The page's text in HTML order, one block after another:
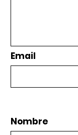
Email
Nombre